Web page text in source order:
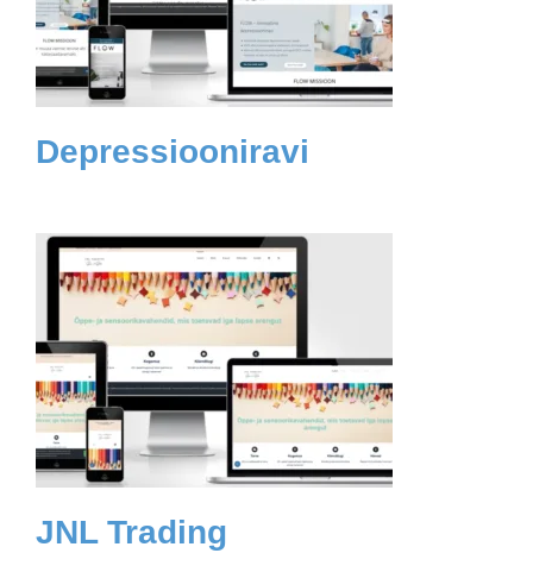
Depressiooniravi
JNL Trading